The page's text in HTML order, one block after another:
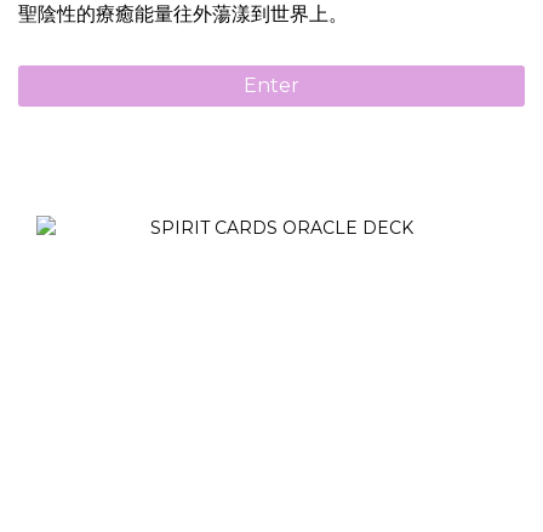
聖陰性的療癒能量往外蕩漾到世界上。
Enter